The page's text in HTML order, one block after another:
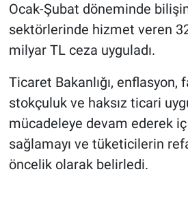
Ocak-Şubat döneminde
sektörlerinde hizmet veren
milyar TL ceza uyguladı.
Ticaret Bakanlığı, enflasyon,
stokçuluk ve haksız ticari
mücadeleye devam ederek
sağlamayı ve tüketicilerin
öncelik olarak belirledi.